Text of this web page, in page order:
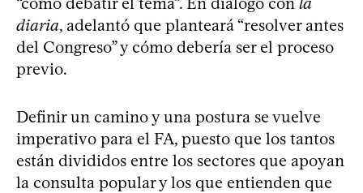
diaria, adelantó que planteará “resolver antes
del Congreso” y cómo debería ser el proceso
previo.
Definir un camino y una postura se vuelve
imperativo para el FA, puesto que los tantos
están divididos entre los sectores que apoyan
la consulta popular y los que entienden que